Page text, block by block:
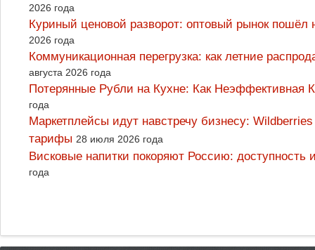
2026 года
Куриный ценовой разворот: оптовый рынок
2026 года
Коммуникационная перегрузка: как летние
августа 2026 года
Потерянные Рубли на Кухне: Как
года
Маркетплейсы идут навстречу бизнесу:
тарифы 28 июля 2026 года
Висковые напитки покоряют Россию:
года